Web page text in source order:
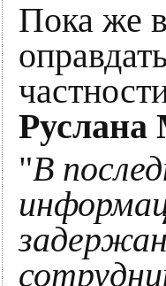
Пока же
Руслана
"В